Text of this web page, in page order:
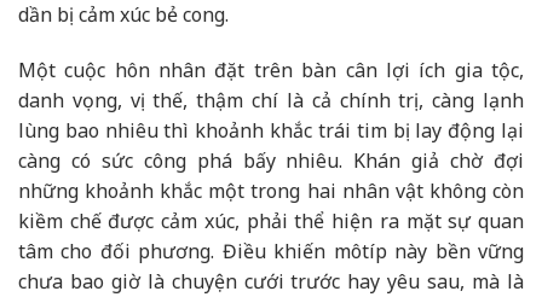
dần bị cảm xúc bẻ cong.
Một cuộc hôn nhân đặt trên bàn cân lợi ích gia tộc,
danh vọng, vị thế, thậm chí là cả chính trị, càng lạnh
lùng bao nhiêu thì khoảnh khắc trái tim bị lay động lại
càng có sức công phá bấy nhiêu. Khán giả chờ đợi
những khoảnh khắc một trong hai nhân vật không còn
kiềm chế được cảm xúc, phải thể hiện ra mặt sự quan
tâm cho đối phương. Điều khiến môtíp này bền vững
chưa bao giờ là chuyện cưới trước hay yêu sau, mà là